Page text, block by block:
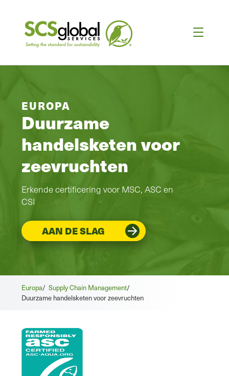
EUROPA
Duurzame
handelsketen voor
zeevruchten
Erkende certificering voor MSC, ASC en
CSI
AAN DE SLAG
Europa/ Supply Chain Management/
Duurzame handelsketen voor zeevruchten